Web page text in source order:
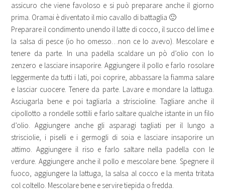
assicuro che viene favoloso e si può preparare anche il giorno
prima. Oramai è diventato il mio cavallo di battaglia 🙂
Preparare il condimento unendo il latte di cocco, il succo del lime e
la salsa di pesce (io ho omesso…non ce lo avevo). Mescolare e
tenere da parte. In una padella scaldare un pò d’olio con lo
zenzero e lasciare insaporire. Aggiungere il pollo e farlo rosolare
leggermente da tutti i lati, poi coprire, abbassare la fiamma salare
e lasciar cuocere. Tenere da parte. Lavare e mondare la lattuga.
Asciugarla bene e poi tagliarla a striscioline. Tagliare anche il
cipollotto a rondelle sottili e farlo saltare qualche istante in un filo
d’olio. Aggiungere anche gli asparagi tagliati per il lungo a
strisciolie, i piselli e i germogli di soia e lasciare insaporire un
attimo. Aggiungere il riso e farlo saltare nella padella con le
verdure. Aggiungere anche il pollo e mescolare bene. Spegnere il
fuoco, aggiungere la lattuga, la salsa al cocco e la menta tritata
col coltello. Mescolare bene e servire tiepida o fredda.